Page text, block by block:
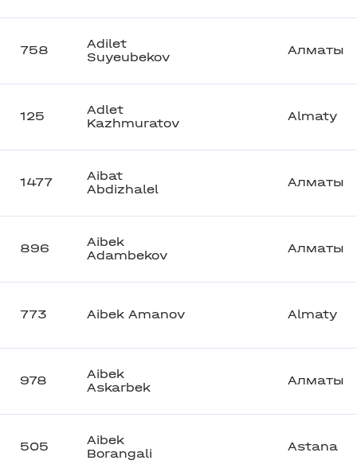
758
Adilet
Suyeubekov
Алматы
125
Adlet
Kazhmuratov
Almaty
1477
Aibat
Abdizhalel
Алматы
896
Aibek
Adambekov
Алматы
773 Aibek Amanov Almaty
978
Aibek
Askarbek
Алматы
505
Aibek
Borangali
Astana